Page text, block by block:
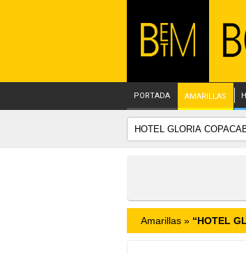
PORTADA AMARILLAS
Amarillas » “HOTEL